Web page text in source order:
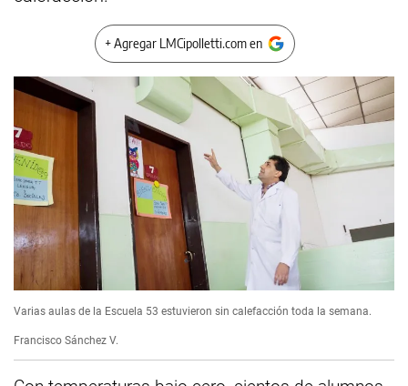
+ Agregar LMCipolletti.com en
Varias aulas de la Escuela 53 estuvieron sin calefacción toda la semana.
Francisco Sánchez V.